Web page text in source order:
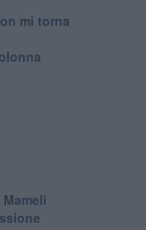
mi torna